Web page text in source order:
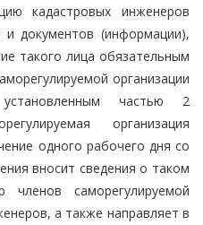
кадастровых инженеров
и документов (информации),
такого лица обязательным
организации
частью 2
организация
одного рабочего дня со
вносит сведения о таком
саморегулируемой
а также направляет в